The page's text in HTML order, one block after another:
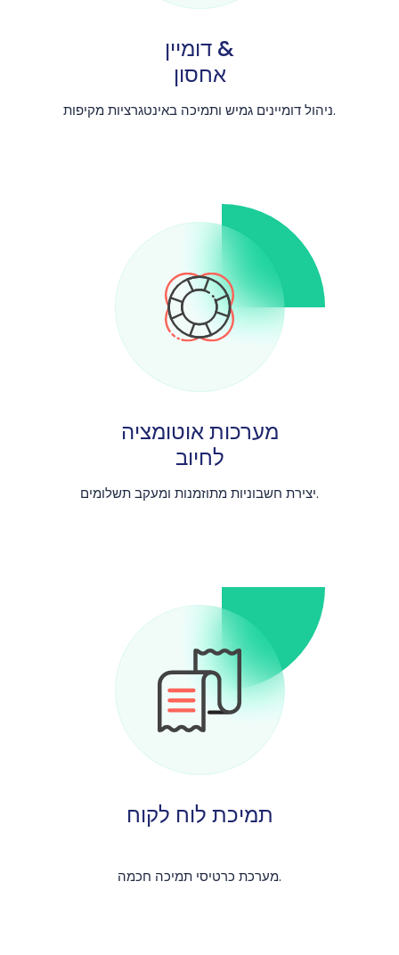
דומיין &
אחסון
ניהול דומיינים גמיש ותמיכה באינטגרציות מקיפות.
מערכות אוטומציה
לחיוב
יצירת חשבוניות מתוזמנות ומעקב תשלומים.
תמיכת לוח לקוח
מערכת כרטיסי תמיכה חכמה.